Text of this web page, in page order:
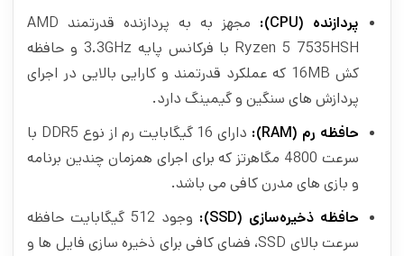
پردازنده (CPU):
مجهز به به پردازنده قدرتمند AMD
Ryzen 5 7535HSH با فرکانس پایه 3.3GHz و حافظه
کش 16MB که عملکرد قدرتمند و کارایی بالایی در اجرای
پردازش های سنگین و گیمینگ دارد.
حافظه رم (RAM):
دارای 16 گیگابایت رم از نوع DDR5 با
سرعت 4800 مگاهرتز که برای اجرای همزمان چندین برنامه
و بازی‌ های مدرن کافی می باشد.
حافظه ذخیره‌سازی (SSD):
وجود 512 گیگابایت حافظه
سرعت بالای SSD، فضای کافی برای ذخیره‌ سازی فایل‌ ها و